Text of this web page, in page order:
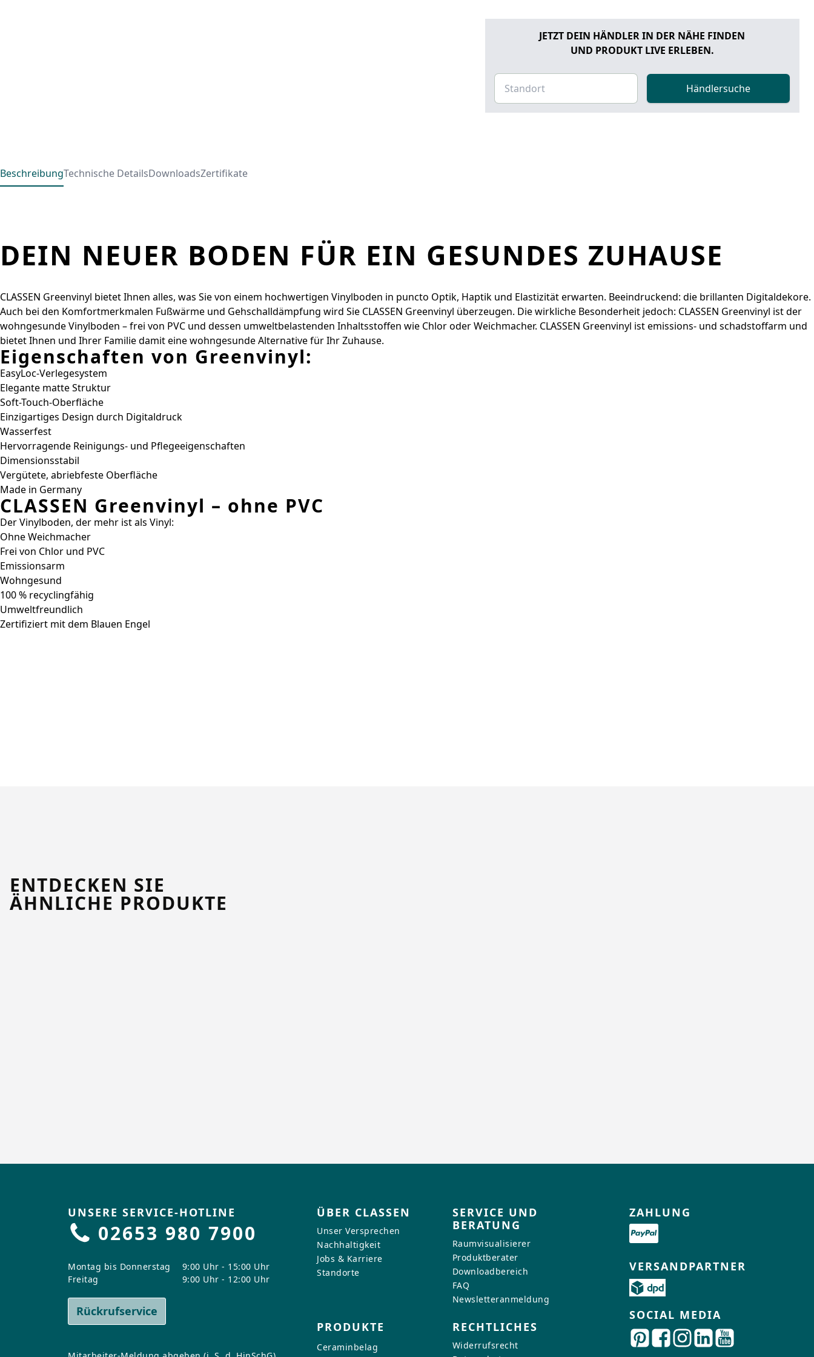
JETZT DEIN HÄNDLER IN DER NÄHE FINDEN
UND PRODUKT LIVE ERLEBEN.
Händlersuche
BeschreibungTechnische DetailsDownloadsZertifikate
DEIN NEUER BODEN FÜR EIN GESUNDES ZUHAUSE
CLASSEN Greenvinyl bietet Ihnen alles, was Sie von einem hochwertigen Vinylboden in ­puncto Optik, Haptik und Elastizität erwarten. Beeindruckend: die brillanten Digital­dekore.
Auch bei den Komfortmerkmalen Fußwärme und Gehschalldämpfung wird Sie ­CLASSEN Greenvinyl überzeugen. Die wirkliche ­Besonderheit jedoch: CLASSEN Greenvinyl ist der
wohngesunde Vinylboden – frei von PVC und dessen umwelt­belastenden Inhaltsstoffen wie Chlor oder Weichmacher. CLASSEN Greenvinyl ist emissions- und schadstoffarm und
bietet Ihnen und Ihrer Familie damit eine wohngesunde Alternative für Ihr Zuhause.
Eigenschaften von Greenvinyl:
EasyLoc-Verlegesystem
Elegante matte Struktur
Soft-Touch-Oberfläche
Einzigartiges Design durch Digitaldruck
Wasserfest
Hervorragende Reinigungs- und Pflegeeigenschaften
Dimensionsstabil
Vergütete, abriebfeste Oberfläche
Made in Germany
CLASSEN Greenvinyl – ohne PVC
Der Vinylboden, der mehr ist als Vinyl:
Ohne Weichmacher
Frei von Chlor und PVC
Emissionsarm
Wohngesund
100 % recyclingfähig
Umweltfreundlich
Zertifiziert mit dem Blauen Engel
ENTDECKEN SIE
ÄHNLICHE PRODUKTE
UNSERE SERVICE-HOTLINE
02653 980 7900
Montag bis Donnerstag
Freitag
9:00 Uhr - 15:00 Uhr
9:00 Uhr - 12:00 Uhr
Rückrufservice
ÜBER CLASSEN
Unser Versprechen
Nachhaltigkeit
Jobs & Karriere
Standorte
PRODUKTE
Ceraminbelag
SERVICE UND
BERATUNG
Raumvisualisierer
Produktberater
Downloadbereich
FAQ
Newsletteranmeldung
RECHTLICHES
Widerrufsrecht
ZAHLUNG
VERSANDPARTNER
SOCIAL MEDIA